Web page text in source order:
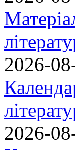
2026-
2026-